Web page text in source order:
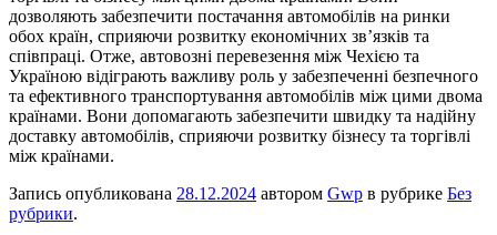
дозволяють забезпечити постачання автомобілів на ринки
обох країн, сприяючи розвитку економічних зв’язків та
співпраці. Отже, автовозні перевезення між Чехією та
Україною відіграють важливу роль у забезпеченні безпечного
та ефективного транспортування автомобілів між цими двома
країнами. Вони допомагають забезпечити швидку та надійну
доставку автомобілів, сприяючи розвитку бізнесу та торгівлі
між країнами.
Запись опубликована 28.12.2024 автором Gwp в рубрике Без
рубрики.